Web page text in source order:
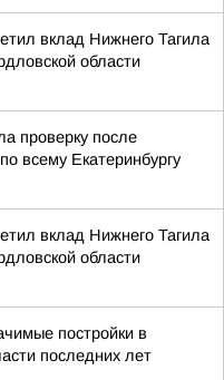
вклад Нижнего Тагила
области
проверку после
всему Екатеринбургу
вклад Нижнего Тагила
области
постройки в
последних лет